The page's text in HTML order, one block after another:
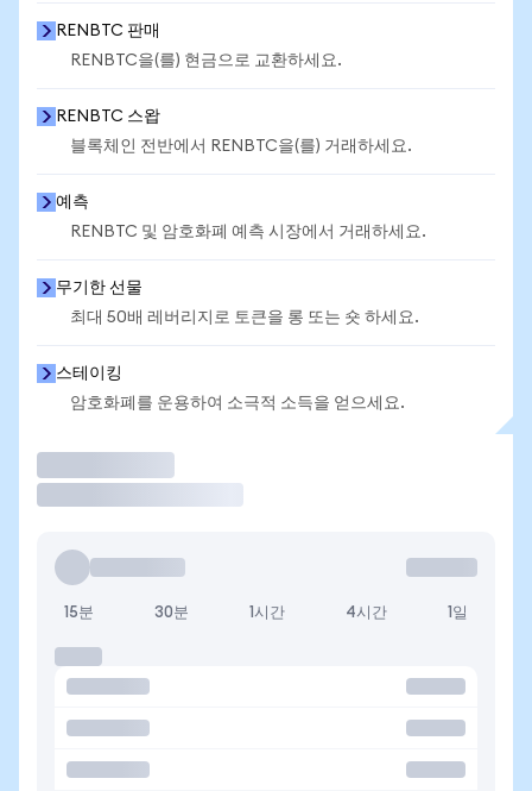
RENBTC 판매
RENBTC을(를) 현금으로 교환하세요.
RENBTC 스왑
블록체인 전반에서 RENBTC을(를) 거래하세요.
예측
RENBTC 및 암호화폐 예측 시장에서 거래하세요.
무기한 선물
최대 50배 레버리지로 토큰을 롱 또는 숏 하세요.
스테이킹
암호화폐를 운용하여 소극적 소득을 얻으세요.
15분 30분 1시간 4시간 1일